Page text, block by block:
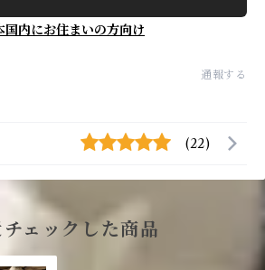
国内にお住まいの方向け
通報する
(22)
ェックした商品